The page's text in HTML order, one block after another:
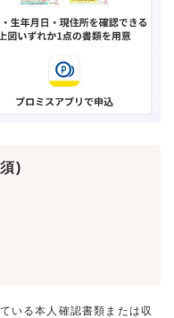
)
いる本人確認書類または収